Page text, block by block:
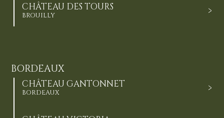
CHÂTEAU DES TOURS
BROUILLY
BORDEAUX
CHÂTEAU GANTONNET
BORDEAUX